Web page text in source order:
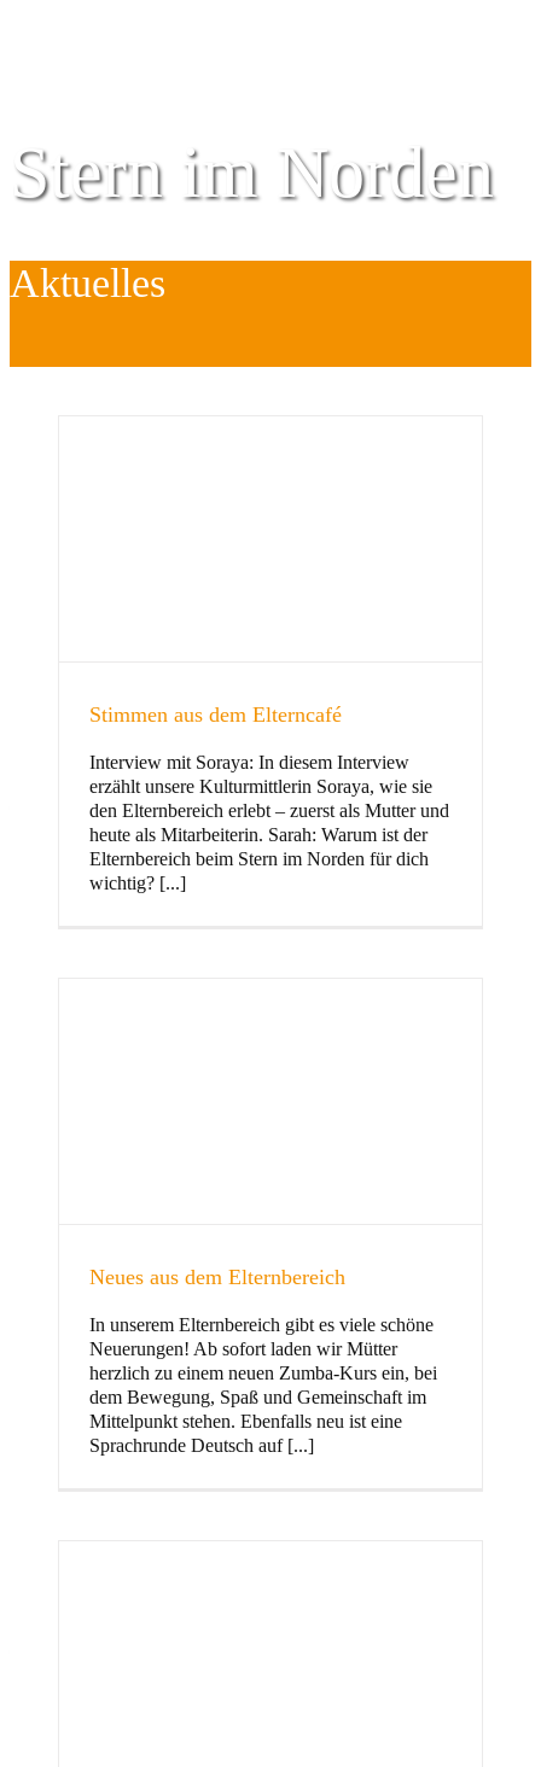
Stern im Norden
Zentrum für
und Familie
Kinder
Aktuelles
Stimmen aus dem Elterncafé
Interview mit Soraya: In diesem Interview
erzählt unsere Kulturmittlerin Soraya, wie sie
den Elternbereich erlebt – zuerst als Mutter und
heute als Mitarbeiterin. Sarah: Warum ist der
Elternbereich beim Stern im Norden für dich
wichtig? [...]
Neues aus dem Elternbereich
In unserem Elternbereich gibt es viele schöne
Neuerungen! Ab sofort laden wir Mütter
herzlich zu einem neuen Zumba-Kurs ein, bei
dem Bewegung, Spaß und Gemeinschaft im
Mittelpunkt stehen. Ebenfalls neu ist eine
Sprachrunde Deutsch auf [...]